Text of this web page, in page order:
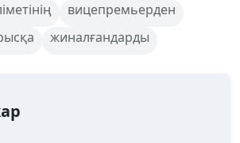
вицепремьерден
жиналғандарды